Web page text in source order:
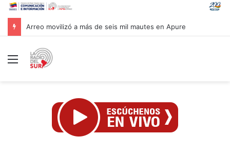
Arreo movilizó a más de seis mil mautes en Apure
Menú